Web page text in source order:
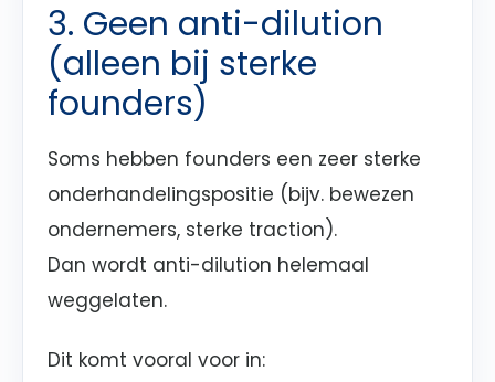
3. Geen anti-dilution
(alleen bij sterke
founders)
Soms hebben founders een zeer sterke
onderhandelingspositie (bijv. bewezen
ondernemers, sterke traction).
Dan wordt anti-dilution helemaal
weggelaten.
Dit komt vooral voor in: